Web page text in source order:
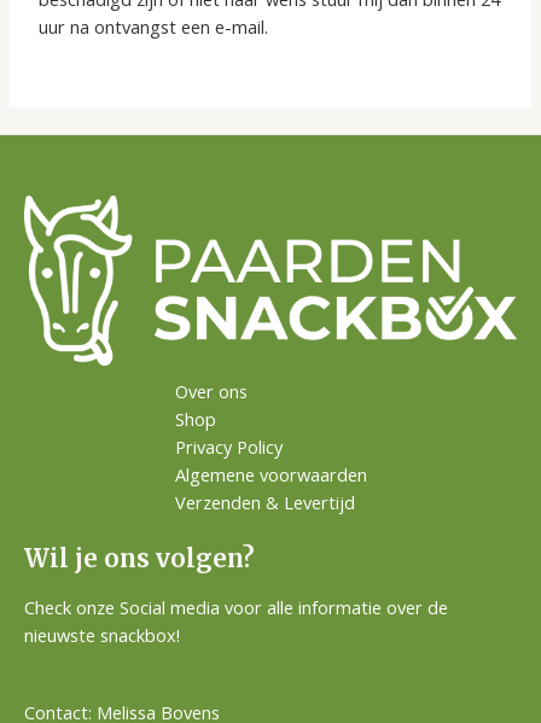
uur na ontvangst een e-mail.
Over ons
Shop
Privacy Policy
Algemene voorwaarden
Verzenden & Levertijd
Wil je ons volgen?
Check onze Social media voor alle informatie over de
nieuwste snackbox!
Contact: Melissa Bovens